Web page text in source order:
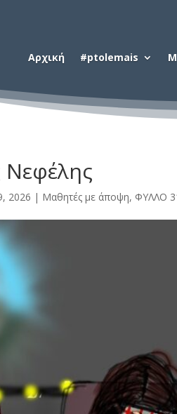
Αρχική #ptolemais
Νεφέλης
2026 | Μαθητές με άποψη, ΦΥΛΛΟ